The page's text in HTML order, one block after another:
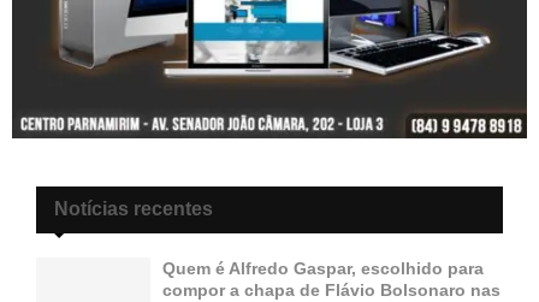
Notícias recentes
Quem é Alfredo Gaspar, escolhido para
compor a chapa de Flávio Bolsonaro nas